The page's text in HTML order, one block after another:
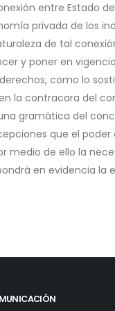
entre Estado
privada de los
de tal
y poner en
como lo
la contracara del
gramática del
que el
medio de ello la
en evidencia la